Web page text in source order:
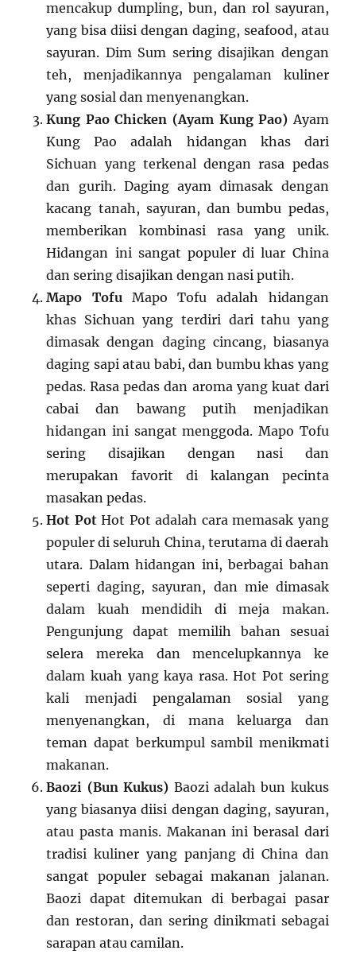
mencakup dumpling, bun, dan rol sayuran,
yang bisa diisi dengan daging, seafood, atau
sayuran. Dim Sum sering disajikan dengan
teh, menjadikannya pengalaman kuliner
yang sosial dan menyenangkan.
Kung Pao Chicken (Ayam Kung Pao) Ayam
Kung Pao adalah hidangan khas dari
Sichuan yang terkenal dengan rasa pedas
dan gurih. Daging ayam dimasak dengan
kacang tanah, sayuran, dan bumbu pedas,
memberikan kombinasi rasa yang unik.
Hidangan ini sangat populer di luar China
dan sering disajikan dengan nasi putih.
Mapo Tofu Mapo Tofu adalah hidangan
khas Sichuan yang terdiri dari tahu yang
dimasak dengan daging cincang, biasanya
daging sapi atau babi, dan bumbu khas yang
pedas. Rasa pedas dan aroma yang kuat dari
cabai dan bawang putih menjadikan
hidangan ini sangat menggoda. Mapo Tofu
sering disajikan dengan nasi dan
merupakan favorit di kalangan pecinta
masakan pedas.
Hot PotHot Pot adalah cara memasak yang
populer di seluruh China, terutama di daerah
utara. Dalam hidangan ini, berbagai bahan
seperti daging, sayuran, dan mie dimasak
dalam kuah mendidih di meja makan.
Pengunjung dapat memilih bahan sesuai
selera mereka dan mencelupkannya ke
dalam kuah yang kaya rasa. Hot Pot sering
kali menjadi pengalaman sosial yang
menyenangkan, di mana keluarga dan
teman dapat berkumpul sambil menikmati
makanan.
Baozi (Bun Kukus) Baozi adalah bun kukus
yang biasanya diisi dengan daging, sayuran,
atau pasta manis. Makanan ini berasal dari
tradisi kuliner yang panjang di China dan
sangat populer sebagai makanan jalanan.
Baozi dapat ditemukan di berbagai pasar
dan restoran, dan sering dinikmati sebagai
sarapan atau camilan.